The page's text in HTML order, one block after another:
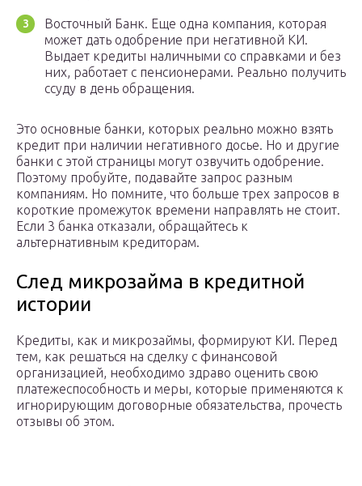
Восточный Банк. Еще одна компания, которая
может дать одобрение при негативной КИ.
Выдает кредиты наличными со справками и без
них, работает с пенсионерами. Реально получить
ссуду в день обращения.
Это основные банки, которых реально можно взять
кредит при наличии негативного досье. Но и другие
банки с этой страницы могут озвучить одобрение.
Поэтому пробуйте, подавайте запрос разным
компаниям. Но помните, что больше трех запросов в
короткие промежуток времени направлять не стоит.
Если 3 банка отказали, обращайтесь к
альтернативным кредиторам.
След микрозайма в кредитной
истории
Кредиты, как и микрозаймы, формируют КИ. Перед
тем, как решаться на сделку с финансовой
организацией, необходимо здраво оценить свою
платежеспособность и меры, которые применяются к
игнорирующим договорные обязательства, прочесть
отзывы об этом.